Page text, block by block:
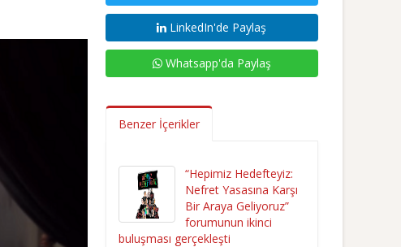
LinkedIn'de Paylaş
Whatsapp'da Paylaş
Benzer İçerikler
“Hepimiz Hedefteyiz:
Nefret Yasasına Karşı
Bir Araya Geliyoruz”
forumunun ikinci
buluşması gerçekleşti